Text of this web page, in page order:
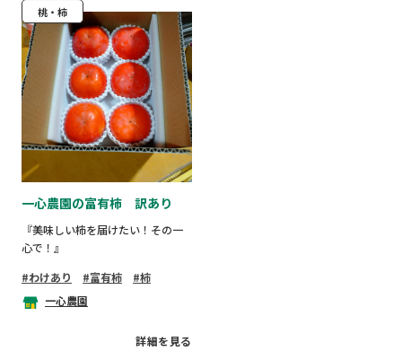
桃・柿
一心農園の富有柿 訳あり
『美味しい柿を届けたい！その一
心で！』
わけあり
富有柿
柿
一心農園
詳細を見る